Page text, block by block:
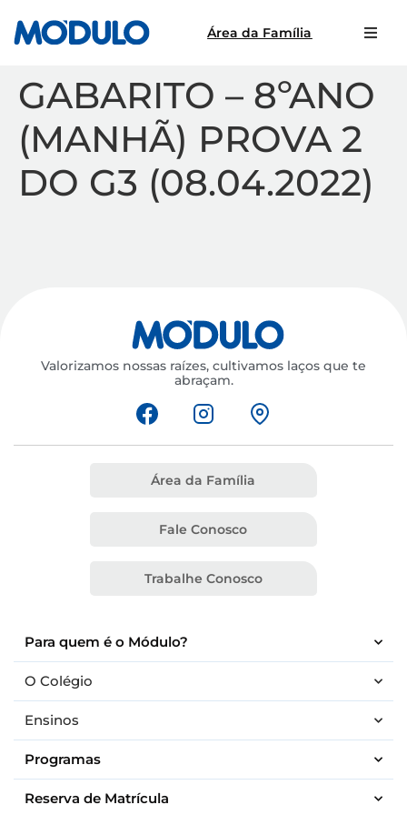
Área da Família
GABARITO – 8ºANO
(MANHÃ) PROVA 2
DO G3 (08.04.2022)
Valorizamos nossas raízes, cultivamos laços que te
abraçam.
Para quem é o Módulo?
O Colégio
Ensinos
Programas
Reserva de Matrícula
Área da Família
Fale Conosco
Trabalhe Conosco